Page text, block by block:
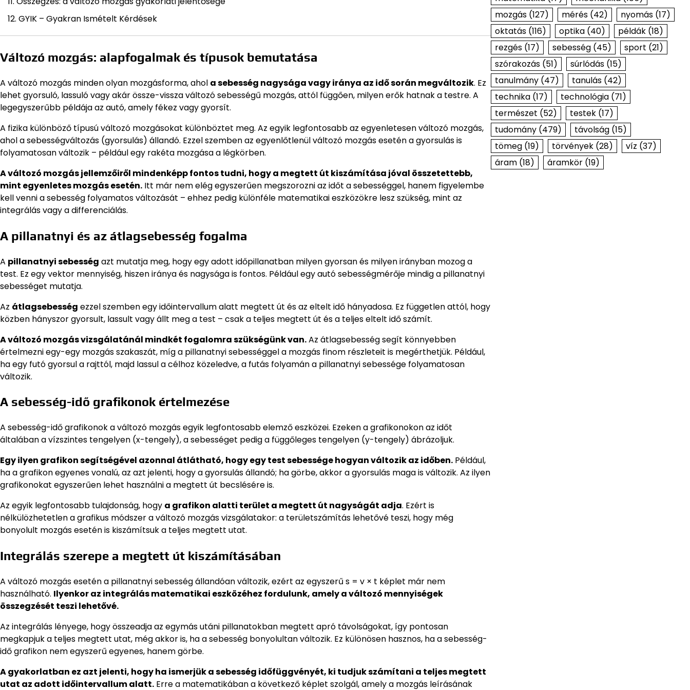
GYIK – Gyakran Ismételt Kérdések
Változó mozgás: alapfogalmak és típusok bemutatása
A változó mozgás minden olyan mozgásforma, ahol a sebesség nagysága vagy iránya az idő során megváltozik. Ez
lehet gyorsuló, lassuló vagy akár össze-vissza változó sebességű mozgás, attól függően, milyen erők hatnak a testre. A
legegyszerűbb példája az autó, amely fékez vagy gyorsít.
A fizika különböző típusú változó mozgásokat különböztet meg. Az egyik legfontosabb az egyenletesen változó mozgás,
ahol a sebességváltozás (gyorsulás) állandó. Ezzel szemben az egyenlőtlenül változó mozgás esetén a gyorsulás is
folyamatosan változik – például egy rakéta mozgása a légkörben.
A változó mozgás jellemzőiről mindenképp fontos tudni, hogy a megtett út kiszámítása jóval összetettebb,
mint egyenletes mozgás esetén. Itt már nem elég egyszerűen megszorozni az időt a sebességgel, hanem figyelembe
kell venni a sebesség folyamatos változását – ehhez pedig különféle matematikai eszközökre lesz szükség, mint az
integrálás vagy a differenciálás.
A pillanatnyi és az átlagsebesség fogalma
A pillanatnyi sebesség azt mutatja meg, hogy egy adott időpillanatban milyen gyorsan és milyen irányban mozog a
test. Ez egy vektor mennyiség, hiszen iránya és nagysága is fontos. Például egy autó sebességmérője mindig a pillanatnyi
sebességet mutatja.
Az átlagsebesség ezzel szemben egy időintervallum alatt megtett út és az eltelt idő hányadosa. Ez független attól, hogy
közben hányszor gyorsult, lassult vagy állt meg a test – csak a teljes megtett út és a teljes eltelt idő számít.
A változó mozgás vizsgálatánál mindkét fogalomra szükségünk van.Az átlagsebesség segít könnyebben
értelmezni egy-egy mozgás szakaszát, míg a pillanatnyi sebességgel a mozgás finom részleteit is megérthetjük. Például,
ha egy futó gyorsul a rajttól, majd lassul a célhoz közeledve, a futás folyamán a pillanatnyi sebessége folyamatosan
változik.
A sebesség-idő grafikonok értelmezése
A sebesség-idő grafikonok a változó mozgás egyik legfontosabb elemző eszközei. Ezeken a grafikonokon az időt
általában a vízszintes tengelyen (x-tengely), a sebességet pedig a függőleges tengelyen (y-tengely) ábrázoljuk.
Egy ilyen grafikon segítségével azonnal átlátható, hogy egy test sebessége hogyan változik az időben. Például,
ha a grafikon egyenes vonalú, az azt jelenti, hogy a gyorsulás állandó; ha görbe, akkor a gyorsulás maga is változik. Az ilyen
grafikonokat egyszerűen lehet használni a megtett út becslésére is.
Az egyik legfontosabb tulajdonság, hogy a grafikon alatti terület a megtett út nagyságát adja. Ezért is
nélkülözhetetlen a grafikus módszer a változó mozgás vizsgálatakor: a területszámítás lehetővé teszi, hogy még
bonyolult mozgás esetén is kiszámítsuk a teljes megtett utat.
Integrálás szerepe a megtett út kiszámításában
A változó mozgás esetén a pillanatnyi sebesség állandóan változik, ezért az egyszerű s = v × t képlet már nem
használható. Ilyenkor az integrálás matematikai eszközéhez fordulunk, amely a változó mennyiségek
összegzését teszi lehetővé.
Az integrálás lényege, hogy összeadja az egymás utáni pillanatokban megtett apró távolságokat, így pontosan
megkapjuk a teljes megtett utat, még akkor is, ha a sebesség bonyolultan változik. Ez különösen hasznos, ha a sebesség-
idő grafikon nem egyszerű egyenes, hanem görbe.
A gyakorlatban ez azt jelenti, hogy ha ismerjük a sebesség időfüggvényét, ki tudjuk számítani a teljes megtett
utat az adott időintervallum alatt. Erre a matematikában a következő képlet szolgál, amely a mozgás leírásának
mozgás(127) mérés(42) nyomás(17)
oktatás(116) optika(40) példák(18)
rezgés(17) sebesség(45) sport (21)
szórakozás(51) súrlódás(15)
tanulmány(47) tanulás(42)
technika(17) technológia(71)
természet (52) testek(17)
tudomány(479) távolság(15)
tömeg(19) törvények(28) víz (37)
áram(18) áramkör(19)